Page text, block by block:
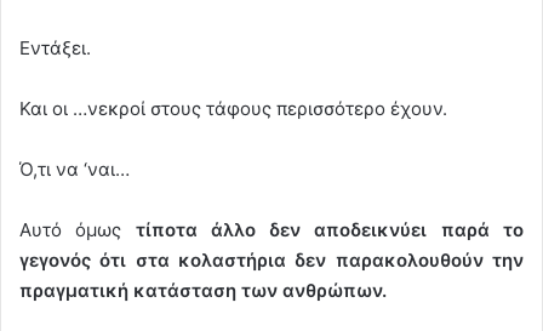
Εντάξει.
Και οι …νεκροί στους τάφους περισσότερο έχουν.
Ό,τι να ‘ναι…
Αυτό όμως τίποτα άλλο δεν αποδεικνύει παρά το
γεγονός ότι στα κολαστήρια δεν παρακολουθούν την
πραγματική κατάσταση των ανθρώπων.